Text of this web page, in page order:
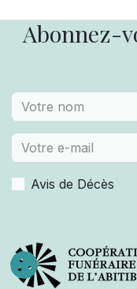
Abonnez-
Avis de Décès